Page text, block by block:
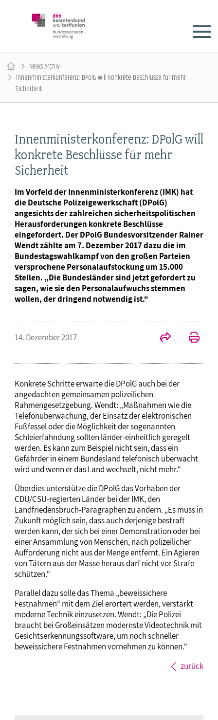
News-Archiv
Innenministerkonferenz: DPolG will konkrete Beschlüsse für mehr
Sicherheit
Innenministerkonferenz: DPolG will
konkrete Beschlüsse für mehr
Sicherheit
Im Vorfeld der Innenministerkonferenz (IMK) hat
die Deutsche Polizeigewerkschaft (DPolG)
angesichts der zahlreichen sicherheitspolitischen
Herausforderungen konkrete Beschlüsse
eingefordert. Der DPolG Bundesvorsitzender Rainer
Wendt zählte am 7. Dezember 2017 dazu die im
Bundestagswahlkampf von den großen Parteien
versprochene Personalaufstockung um 15.000
Stellen. „Die Bundesländer sind jetzt gefordert zu
sagen, wie sie den Personalaufwuchs stemmen
wollen, der dringend notwendig ist.“
14. Dezember 2017
Konkrete Schritte erwarte die DPolG auch bei der
angedachten gemeinsamen polizeilichen
Rahmengesetzgebung. Wendt: „Maßnahmen wie die
Telefonüberwachung, der Einsatz der elektronischen
Fußfessel oder die Möglichkeit der sogenannten
Schleierfahndung sollten länder-einheitlich geregelt
werden. Es kann zum Beispiel nicht sein, dass ein
Gefährder in einem Bundesland telefonisch überwacht
wird und wenn er das Land wechselt, nicht mehr.“
Überdies unterstütze die DPolG das Vorhaben der
CDU/CSU-regierten Länder bei der IMK, den
Landfriedensbruch-Paragraphen zu ändern. „Es muss in
Zukunft möglich sein, dass auch derjenige bestraft
werden kann, der sich bei einer Demonstration oder bei
einer Ansammlung von Menschen, nach polizeilicher
Aufforderung nicht aus der Menge entfernt. Ein Agieren
von Tätern aus der Masse heraus darf nicht vor Strafe
schützen.“
Parallel dazu solle das Thema „beweissichere
Festnahmen“ mit dem Ziel erörtert werden, verstärkt
moderne Technik einzusetzen. Wendt: „Die Polizei
braucht bei Großeinsätzen modernste Videotechnik mit
Gesichtserkennungssoftware, um noch schneller
beweissichere Festnahmen vornehmen zu können.“
zurück